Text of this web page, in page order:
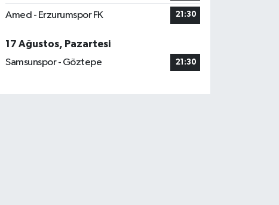
Amed - Erzurumspor FK 21:30
17 Ağustos, Pazartesi
Samsunspor - Göztepe
21:30